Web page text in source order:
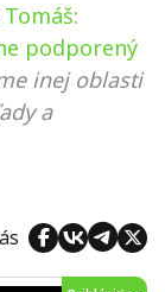
podporený
inej oblasti
a